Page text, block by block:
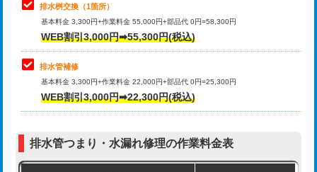
コンクリート斫り（厚さ10㎝まで）
コンクリート斫り（厚さ10㎝超え）
モルタル補修（厚さ10㎝まで）
モルタル補修（厚さ10㎝超え）
追加人工 16,500円
交換・取付(単水栓（壁付・デッキ
式）)
交換・取付(混合水栓（壁付・デッキ
式・ワンホール）)
16,500円+材料費
交換・取付(排水栓・排水トラップ
交換・取付（その他部品） 11,000円+材料費
持込商品取付（単水栓） 13,200円
排水桝交換（1箇所）
基本料金 3,300円+作業料金 55,000円+部品代 0円=58,300円
WEB割引3,000円➡55,300円(税込)
排水管補修
基本料金 3,300円+作業料金 22,000円+部品代 0円=25,300円
WEB割引3,000円➡22,300円(税込)
排水管つまり・水漏れ修理の作業料金表